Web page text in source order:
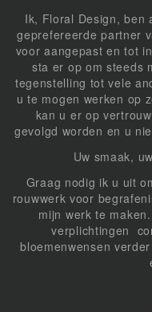
Ik, Floral Design, ben
geprefereerde partner
voor aangepast en tot
sta er op om steeds
tegenstelling tot vele
u te mogen werken op
kan u er op
gevolgd worden en u
Uw smaak,
Graag nodig ik u uit
rouwwerk voor
mijn werk te
verplichtingen
bloemenwensen